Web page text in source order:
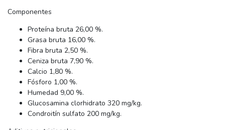
Componentes
Proteína bruta 26,00 %.
Grasa bruta 16,00 %.
Fibra bruta 2,50 %.
Ceniza bruta 7,90 %.
Calcio 1,80 %.
Fósforo 1,00 %.
Humedad 9,00 %.
Glucosamina clorhidrato 320 mg/kg.
Condroitín sulfato 200 mg/kg.